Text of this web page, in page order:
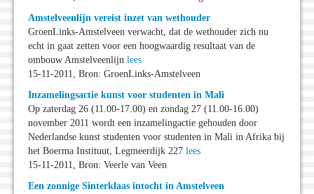
Amstelveenlijn vereist inzet van wethouder
GroenLinks-Amstelveen verwacht, dat de wethouder zich nu
echt in gaat zetten voor een hoogwaardig resultaat van de
ombouw Amstelveenlijn lees
15-11-2011, Bron: GroenLinks-Amstelveen
Inzamelingsactie kunst voor studenten in Mali
Op zaterdag 26 (11.00-17.00) en zondag 27 (11.00-16.00)
november 2011 wordt een inzamelingactie gehouden door
Nederlandse kunst studenten voor studenten in Mali in Afrika bij
het Boerma Instituut, Legmeerdijk 227 lees
15-11-2011, Bron: Veerle van Veen
Een zonnige Sinterklaas intocht in Amstelveen